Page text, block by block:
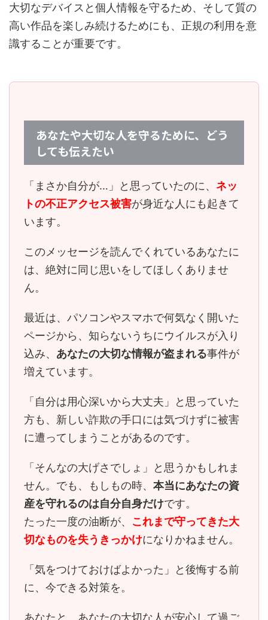
大切なデバイスと個人情報を守るため、そして質の
高い作品を楽しみ続けるためにも、正規の利用を意
識することが重要です。
あなたや大切な人を守るために、どう
しても伝えたい
「まさか自分が…」と思っていたのに、 ネッ
トの不正アクセス被害が身近な人にも起きて
います。
このメッセージを読んでくれているあなたに
は、 絶対に同じ思いをしてほしくありませ
ん。
最近は、パソコンやスマホで何気なく開いた
ページから、知らないうちにウイルスが入り
込み、 あなたの大切な情報が盗まれる事件が
増えています。
「自分は用心深いから大丈夫」と思っていた
方も、 新しい詐欺の手口には気づけずに被害
に遭ってしまう ことがあるのです。
「そんなの大げさでしょ」と思うかもしれま
せん。でも、もしもの時、 本当にあなたの資
産を守れるのは自分自身だけです。
たった一度の油断が、 これまで守ってきた大
切なものを失うきっかけになりかねません。
「気をつけておけばよかった」と後悔する前
に、今できる対策を。
あなたと、あなたの大切な人が安心して過ご